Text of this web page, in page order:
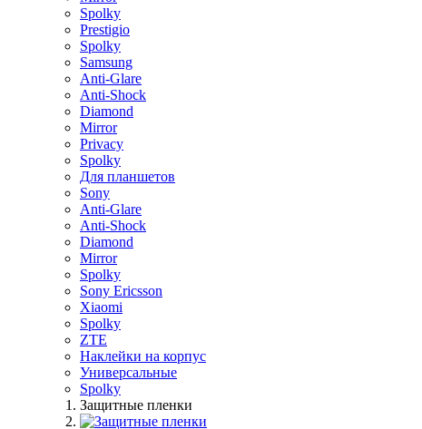
Spolky
Prestigio
Spolky
Samsung
Anti-Glare
Anti-Shock
Diamond
Mirror
Privacy
Spolky
Для планшетов
Sony
Anti-Glare
Anti-Shock
Diamond
Mirror
Spolky
Sony Ericsson
Xiaomi
Spolky
ZTE
Наклейки на корпус
Универсальные
Spolky
Защитные пленки